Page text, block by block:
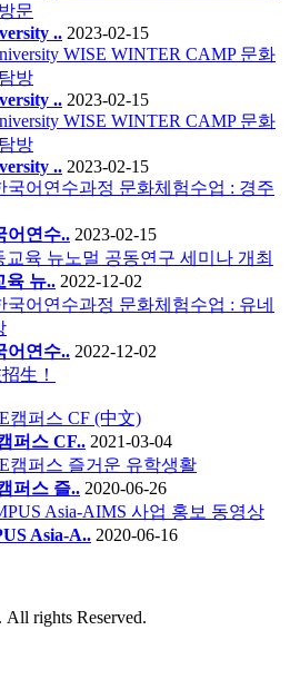
.. 2023-02-15
.. 2023-02-15
.. 2023-02-15
어연수.. 2023-02-15
육 뉴.. 2022-12-02
어연수.. 2022-12-02
퍼스 CF.. 2021-03-04
퍼스 즐.. 2020-06-26
Asia-A.. 2020-06-16
rights Reserved.